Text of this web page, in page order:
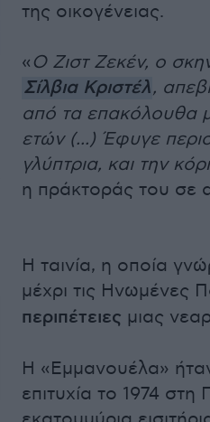
της οικογένειας.
« Ο Ζιστ Ζεκέν, ο
Σίλβια Κριστέλ,
από τα επακόλουθα
ετών (...) Έφυγε
γλύπτρια, και την
η πράκτοράς του σε
Η ταινία, η οποία
μέχρι τις Ηνωμένες
περιπέτειες μιας
Η «Εμμανουέλα»
επιτυχία το 1974